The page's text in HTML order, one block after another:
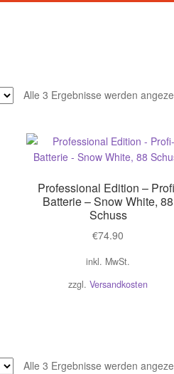
Alle 3 Ergebnisse werden
Professional Edition –
Batterie – Snow White, 88
Schuss
€74.90
inkl. MwSt.
zzgl.Versandkosten
Alle 3 Ergebnisse werden